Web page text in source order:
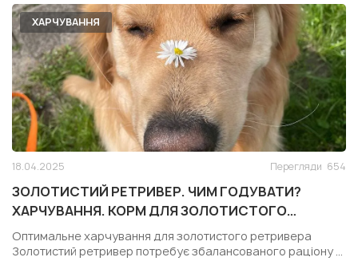
ХАРЧУВАННЯ
18.04.2025 Перегляди 654
ЗОЛОТИСТИЙ РЕТРИВЕР. ЧИМ ГОДУВАТИ?
ХАРЧУВАННЯ. КОРМ ДЛЯ ЗОЛОТИСТОГО
РЕТРИВЕРА
Оптимальне харчування для золотистого ретривера
Золотистий ретривер потребує збалансованого раціону ...